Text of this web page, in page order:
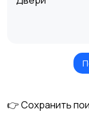
👉 Сохранить